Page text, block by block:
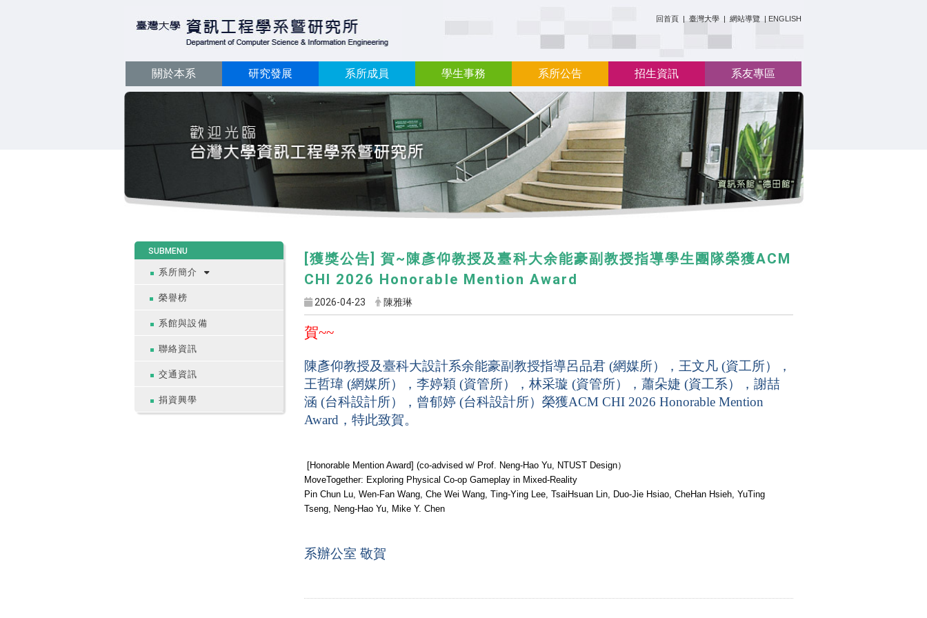
回首頁 | 臺灣大學 | 網站導覽 | ENGLISH
關於本系 研究發展 系所成員 學生事務 系所公告 招生資訊 系友專區
SUBMENU
系所簡介
榮譽榜
系館與設備
聯絡資訊
交通資訊
捐資興學
[獲獎公告] 賀~陳彥仰教授及臺科大余能豪副教授指導學生團隊榮獲ACM
CHI 2026 Honorable Mention Award
2026-04-23 陳雅琳
賀~~
陳彥仰教授及臺科大設計系余能豪副教授指導呂品君 (網媒所），王文凡 (資工所），
王哲瑋 (網媒所），李婷穎 (資管所），林采璇 (資管所），蕭朵婕 (資工系），謝喆
涵 (台科設計所），曾郁婷 (台科設計所）榮獲ACM CHI 2026 Honorable Mention
Award，特此致賀。
[Honorable Mention Award] (co-advised w/ Prof. Neng-Hao Yu, NTUST Design）
MoveTogether: Exploring Physical Co-op Gameplay in Mixed-Reality
Pin Chun Lu, Wen-Fan Wang, Che Wei Wang, Ting-Ying Lee, TsaiHsuan Lin, Duo-Jie Hsiao, CheHan Hsieh, YuTing
Tseng, Neng-Hao Yu, Mike Y. Chen
系辦公室 敬賀